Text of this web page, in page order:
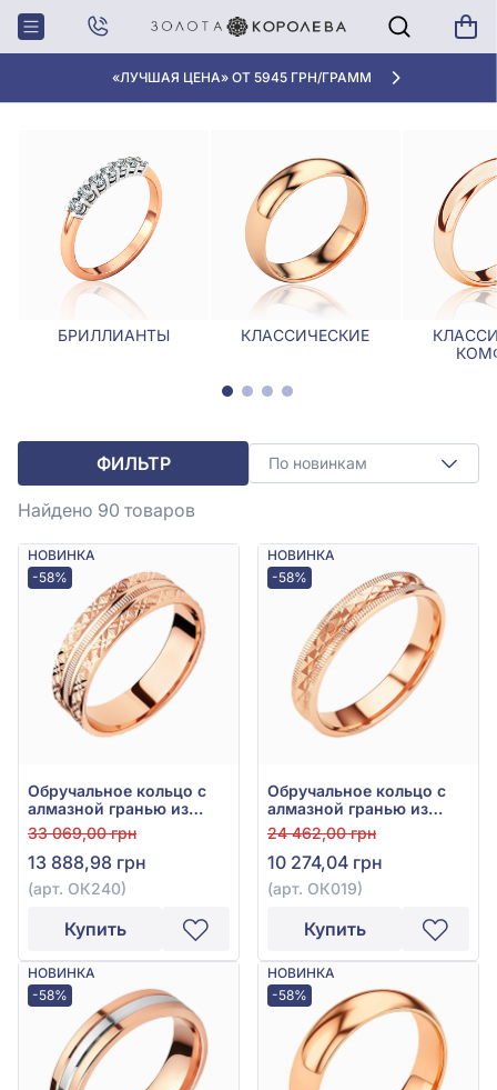
«ЛУЧШАЯ ЦЕНА» ОТ 5945 ГРН/ГРАММ
Главная Обручалки Обручальные кольца в Одессе
ОБРУЧАЛЬНЫЕ КОЛЬЦА В ОДЕССЕ
БРИЛЛИАНТЫ КЛАССИЧЕСКИЕ
ФИЛЬТР По новинкам
Найдено 90 товаров
НОВИНКА
-58%
Обручальное кольцо с
алмазной гранью из
красного золота 585°,
без вставки, арт. ОК240
33 069,00 грн
13 888,98 грн
(арт. ОК240)
Купить
НОВИНКА
-58%
Обручальное кольцо с
алмазной гранью из
красного золота 585°,
арт. ОК019
24 462,00 грн
10 274,04 грн
(арт. ОК019)
Купить
НОВИНКА
-58%
НОВИНКА
-58%